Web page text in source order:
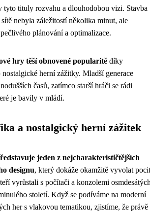
tyto tituly rozvahu a dlouhodobou vizi. Stavba
nebyla záležitostí několika minut, ale
plánování a optimalizace.
hry těší obnovené popularitě díky
herní zážitky. Mladší generace
časů, zatímco starší hráči se rádi
je bavily v mládí.
a nostalgický herní zážitek
jeden z nejcharakterističtějších
designu, který dokáže okamžitě vyvolat pocit
vyrůstali s počítači a konzolemi
století. Když se podíváme na moderní
her s vlakovou tematikou, zjistíme, že právě